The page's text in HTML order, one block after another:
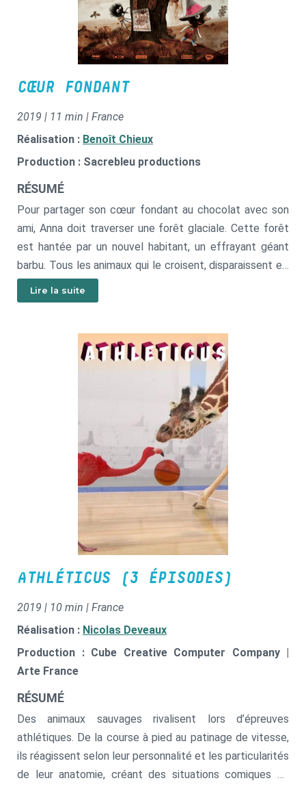
CŒUR FONDANT
2019 | 11 min | France
Réalisation : Benoît Chieux
Production : Sacrebleu productions
RÉSUMÉ
Pour partager son cœur fondant au chocolat avec son
ami, Anna doit traverser une forêt glaciale. Cette forêt
est hantée par un nouvel habitant, un effrayant géant
barbu. Tous les animaux qui le croisent, disparaissent et,
évidemment, le chemin de la taupe croise celui du géant,
mais son immense barbe est bien plus chaleureuse qu’on
Lire la suite
ATHLÉTICUS (3 ÉPISODES)
2019 | 10 min | France
Réalisation : Nicolas Deveaux
Production : Cube Creative Computer Company |
Arte France
RÉSUMÉ
Des animaux sauvages rivalisent lors d’épreuves
athlétiques. De la course à pied au patinage de vitesse,
ils réagissent selon leur personnalité et les particularités
de leur anatomie, créant des situations comiques ou